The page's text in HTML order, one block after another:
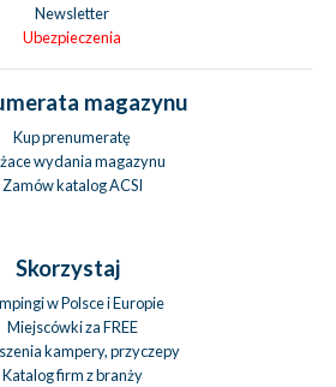
Newsletter
Ubezpieczenia
magazynu
Kup prenumeratę
wydania magazynu
Zamów katalog ACSI
Skorzystaj
w Polsce i Europie
Miejscówki za FREE
kampery, przyczepy
Katalog firm z branży